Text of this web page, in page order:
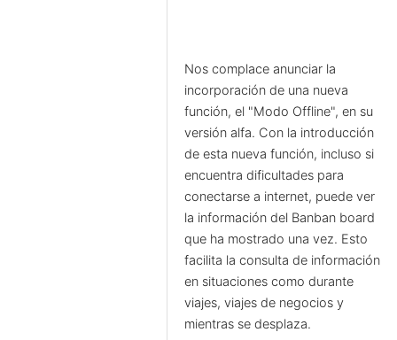
Nos complace anunciar la
incorporación de una nueva
función, el "Modo Offline", en su
versión alfa. Con la introducción
de esta nueva función, incluso si
encuentra dificultades para
conectarse a internet, puede ver
la información del Banban board
que ha mostrado una vez. Esto
facilita la consulta de información
en situaciones como durante
viajes, viajes de negocios y
mientras se desplaza.